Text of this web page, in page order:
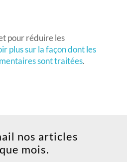
pour réduire les
plus sur la façon dont les
sont traitées.
nos articles
mois.